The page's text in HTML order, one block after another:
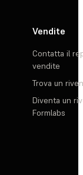
Vendite
Contatta il
vendite
Trova un
Diventa un
Formlabs